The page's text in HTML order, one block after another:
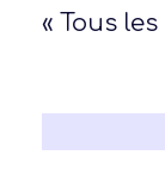
« Tous